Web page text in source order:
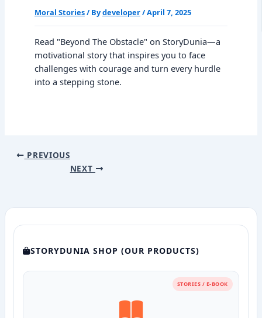
Moral Stories/ Bydeveloper/April 7, 2025
Read "Beyond The Obstacle" on StoryDunia—a
motivational story that inspires you to face
challenges with courage and turn every hurdle
into a stepping stone.
PREVIOUS
NEXT
STORYDUNIA SHOP (OUR PRODUCTS)
STORIES / E-BOOK